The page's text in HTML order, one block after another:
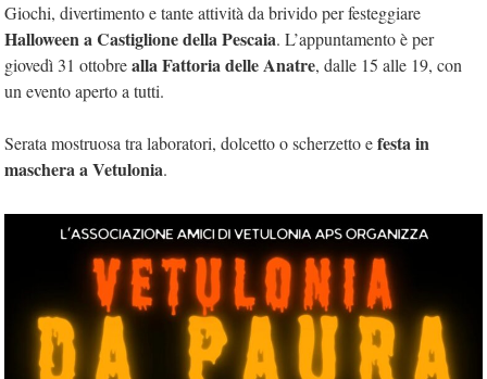
Giochi, divertimento e tante attività da brivido per festeggiare
Halloween a Castiglione della Pescaia. L’appuntamento è per
giovedì 31 ottobrealla Fattoria delle Anatre, dalle 15 alle 19, con
un evento aperto a tutti.
Serata mostruosa tra laboratori, dolcetto o scherzetto efesta in
maschera a Vetulonia.